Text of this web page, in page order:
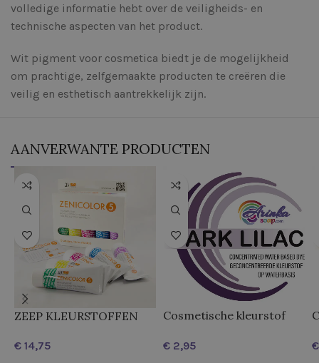
volledige informatie hebt over de veiligheids- en
technische aspecten van het product.
Wit pigment voor cosmetica biedt je de mogelijkheid
om prachtige, zelfgemaakte producten te creëren die
veilig en esthetisch aantrekkelijk zijn.
AANVERWANTE PRODUCTEN
ZEEP KLEURSTOFFEN
€
Cosmetische kleurstof
€ €